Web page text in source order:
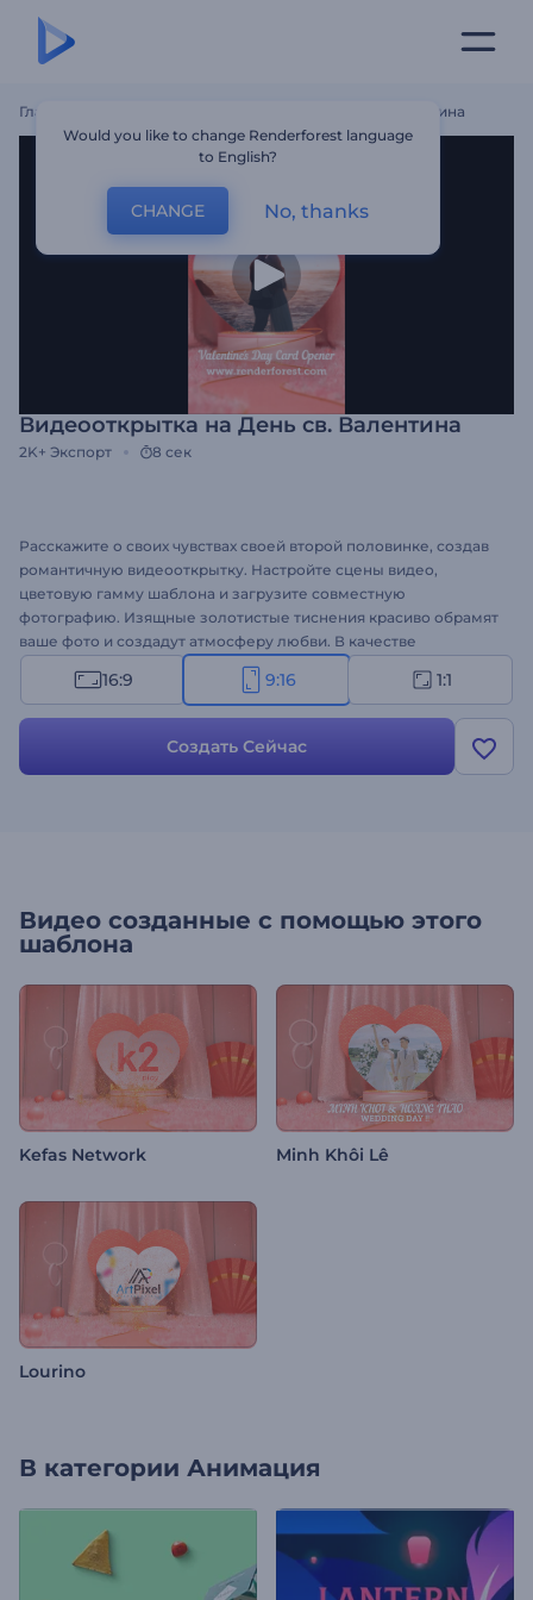
Главная Видеооткрытка На День Св. Валентина
Видеооткрытка на День св. Валентина
2K+ Экспорт 8 сек
Расскажите о своих чувствах своей второй половинке, создав
романтичную видеооткрытку. Настройте сцены видео,
цветовую гамму шаблона и загрузите совместную
фотографию. Изящные золотистые тиснения красиво обрамят
ваше фото и создадут атмосферу любви. В качестве
финального штриха загрузите музыкальный трек, и все —
ваше видео будет готово! Создайте открытку на День св.
16:9 9:16 1:1
Создать Сейчас
Видео созданные с помощью этого
шаблона
Kefas Network Minh Khôi Lê
Lourino
В категории Анимация
Would you like to change Renderforest language
to English?
CHANGE No, thanks